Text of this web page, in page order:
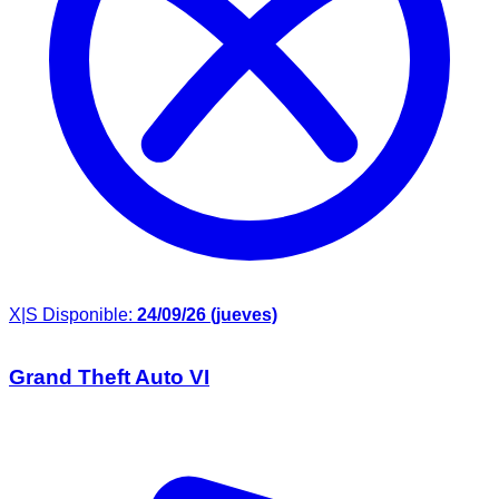
X|S Disponible: 24/09/26 (jueves)
Grand Theft Auto VI